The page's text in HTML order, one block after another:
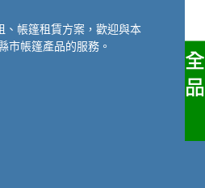
、帳篷租賃方案，歡迎與本
市帳篷產品的服務。